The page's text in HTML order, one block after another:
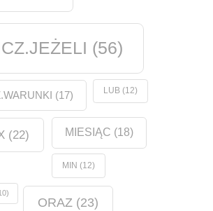
(56)
(17) LUB(12)
(22) MIESIĄC (18)
MIN (12)
ORAZ (23)